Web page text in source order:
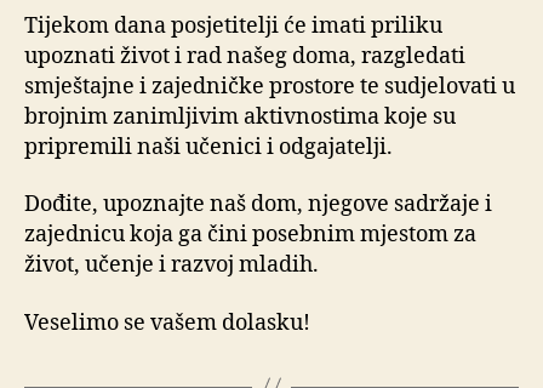
Tijekom dana posjetitelji će imati priliku
upoznati život i rad našeg doma, razgledati
smještajne i zajedničke prostore te sudjelovati u
brojnim zanimljivim aktivnostima koje su
pripremili naši učenici i odgajatelji.
Dođite, upoznajte naš dom, njegove sadržaje i
zajednicu koja ga čini posebnim mjestom za
život, učenje i razvoj mladih.
Veselimo se vašem dolasku!